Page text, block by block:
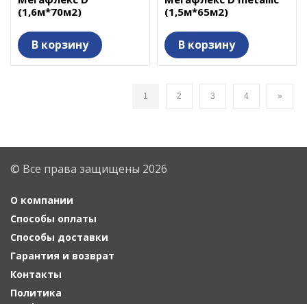
(1,6м*70м2)
В корзину
(1,5м*65м2)
В корзину
1 2 3 4 »
© Все права защищены 2026
О компании
Способы оплаты
Способы доставки
Гарантия и возврат
Контакты
Политика